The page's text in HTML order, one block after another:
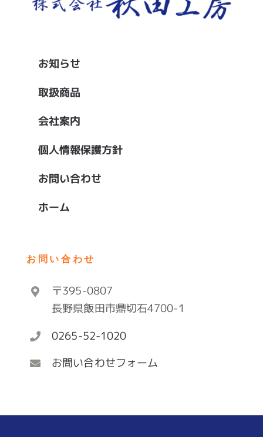
お知らせ
取扱商品
会社案内
個人情報保護方針
お問い合わせ
ホーム
お問い合わせ
〒395-0807
長野県飯田市鼎切石4700-1
0265-52-1020
お問い合わせフォーム